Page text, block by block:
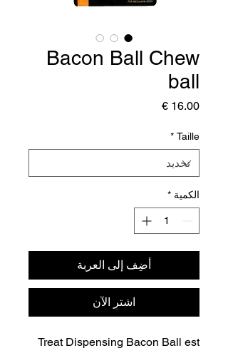
Bacon Ball Chew
ball
السعر
Taille
*
الكمية *
أضِف إلى العربة
اشترِ الآن
Treat Dispensing Bacon Ball est